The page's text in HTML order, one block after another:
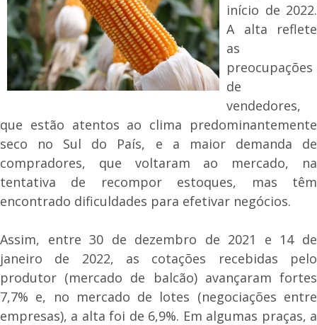
início de 2022.
A alta reflete
as
preocupações
de
vendedores,
que estão atentos ao clima predominantemente
seco no Sul do País, e a maior demanda de
compradores, que voltaram ao mercado, na
tentativa de recompor estoques, mas têm
encontrado dificuldades para efetivar negócios.
Assim, entre 30 de dezembro de 2021 e 14 de
janeiro de 2022, as cotações recebidas pelo
produtor (mercado de balcão) avançaram fortes
7,7% e, no mercado de lotes (negociações entre
empresas), a alta foi de 6,9%. Em algumas praças, a